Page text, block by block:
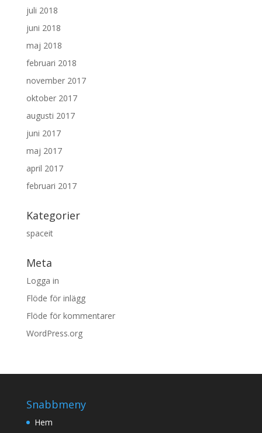
juli 2018
juni 2018
maj 2018
februari 2018
november 2017
oktober 2017
augusti 2017
juni 2017
maj 2017
april 2017
februari 2017
Kategorier
spaceit
Meta
Logga in
Flöde för inlägg
Flöde för kommentarer
WordPress.org
Snabbmeny
Hem